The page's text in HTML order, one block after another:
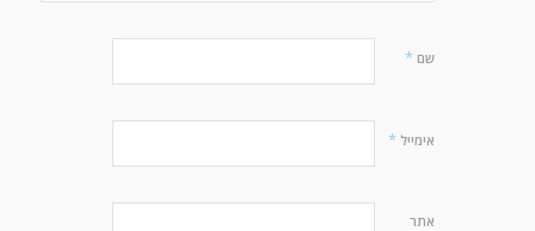
שם *
אימייל *
אתר